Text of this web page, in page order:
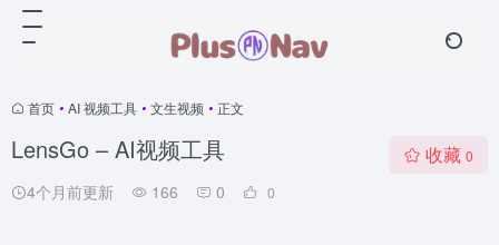
首页 • AI 视频工具 • 文生视频 • 正文
LensGo – AI视频工具
4个月前更新 166 0 0
收藏 0